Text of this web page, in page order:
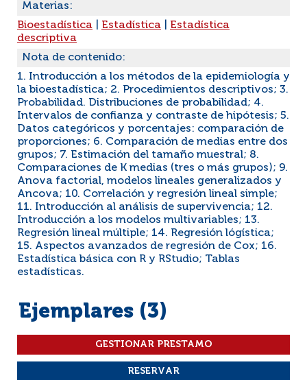
Materias:
Bioestadística
Estadística
Estadística
descriptiva
Nota de contenido:
1. Introducción a los métodos de la epidemiología y
la bioestadística; 2. Procedimientos descriptivos; 3.
Probabilidad. Distribuciones de probabilidad; 4.
Intervalos de confianza y contraste de hipótesis; 5.
Datos categóricos y porcentajes: comparación de
proporciones; 6. Comparación de medias entre dos
grupos; 7. Estimación del tamaño muestral; 8.
Comparaciones de K medias (tres o más grupos); 9.
Anova factorial, modelos lineales generalizados y
Ancova; 10. Correlación y regresión lineal simple;
11. Introducción al análisis de supervivencia; 12.
Introducción a los modelos multivariables; 13.
Regresión lineal múltiple; 14. Regresión lógística;
15. Aspectos avanzados de regresión de Cox; 16.
Estadística básica con R y RStudio; Tablas
estadísticas.
Ejemplares (3)